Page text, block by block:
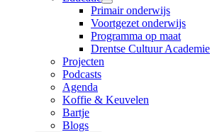
Primair onderwijs
Voortgezet onderwijs
Programma op maat
Drentse Cultuur Academie
Projecten
Podcasts
Agenda
Koffie & Keuvelen
Bartje
Blogs